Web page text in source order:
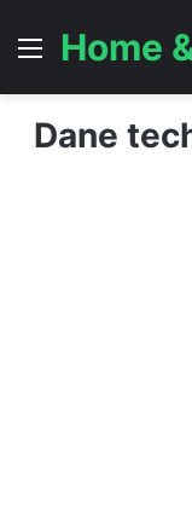
Menu
Home
Dane